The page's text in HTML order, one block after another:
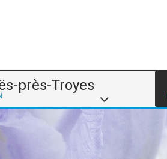
près-Troyes